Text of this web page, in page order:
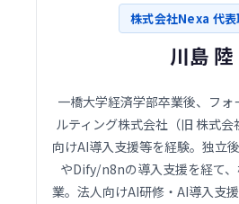
株式会社Nexa 代表
川島 陸
一橋大学経済学部卒業後、フォ
ルティング株式会社（旧 株式
向けAI導入支援等を経験。独立
やDify/n8nの導入支援を経て
業。法人向けAI研修・AI導入支